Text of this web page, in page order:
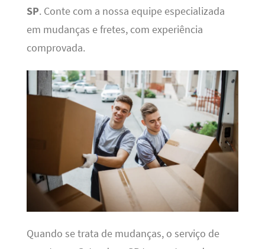
SP. Conte com a nossa equipe especializada
em mudanças e fretes, com experiência
comprovada.
Quando se trata de mudanças, o serviço de